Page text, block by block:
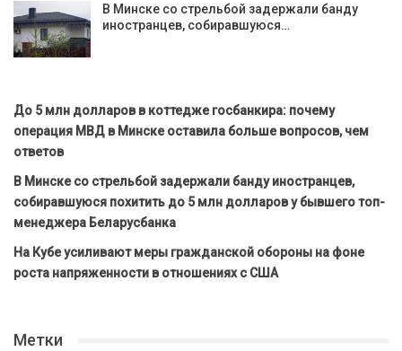
В Минске со стрельбой задержали банду
иностранцев, собиравшуюся…
До 5 млн долларов в коттедже госбанкира: почему
операция МВД в Минске оставила больше вопросов, чем
ответов
В Минске со стрельбой задержали банду иностранцев,
собиравшуюся похитить до 5 млн долларов у бывшего топ-
менеджера Беларусбанка
На Кубе усиливают меры гражданской обороны на фоне
роста напряженности в отношениях с США
Метки